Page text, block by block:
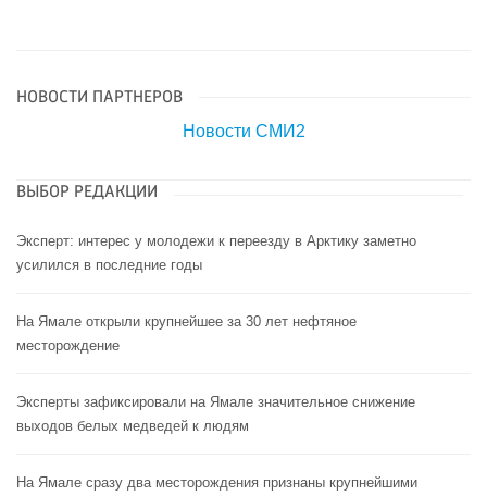
НОВОСТИ ПАРТНЕРОВ
Новости СМИ2
ВЫБОР РЕДАКЦИИ
Эксперт: интерес у молодежи к переезду в Арктику заметно
усилился в последние годы
На Ямале открыли крупнейшее за 30 лет нефтяное
месторождение
Эксперты зафиксировали на Ямале значительное снижение
выходов белых медведей к людям
На Ямале сразу два месторождения признаны крупнейшими